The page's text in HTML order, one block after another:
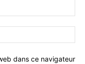
:*
:
dans ce navigateur